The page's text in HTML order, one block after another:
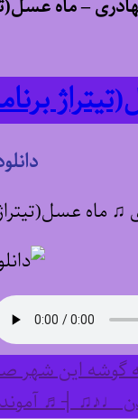
– ماه
♫ ماه
این شهر
♩♪♫ ┤♬